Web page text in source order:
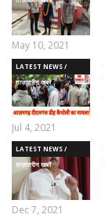
May 10, 2021
LATEST NEWS /
ताज़ातरीन खबरें
Jul 4, 2021
LATEST NEWS /
ताज़ातरीन खबरें
Dec 7, 2021